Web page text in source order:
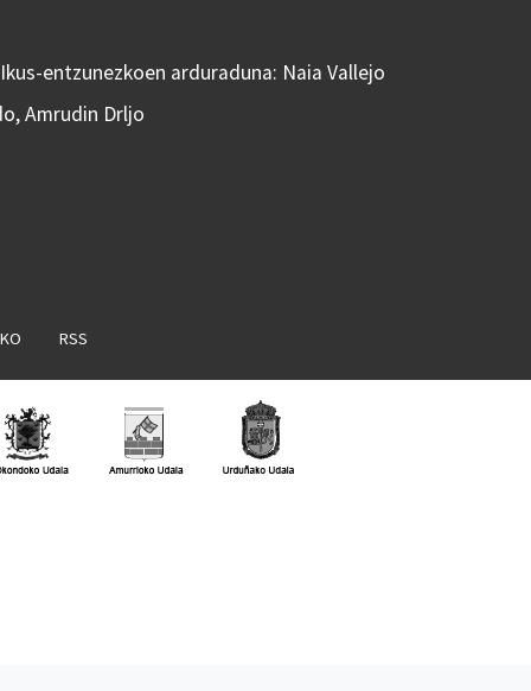
entzunezkoen arduraduna: Naia Vallejo
Amrudin Drljo
RSS